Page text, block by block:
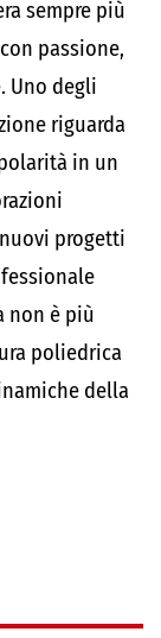
sempre più
passione,
Uno degli
riguarda
in un
progetti
non è più
poliedrica
della